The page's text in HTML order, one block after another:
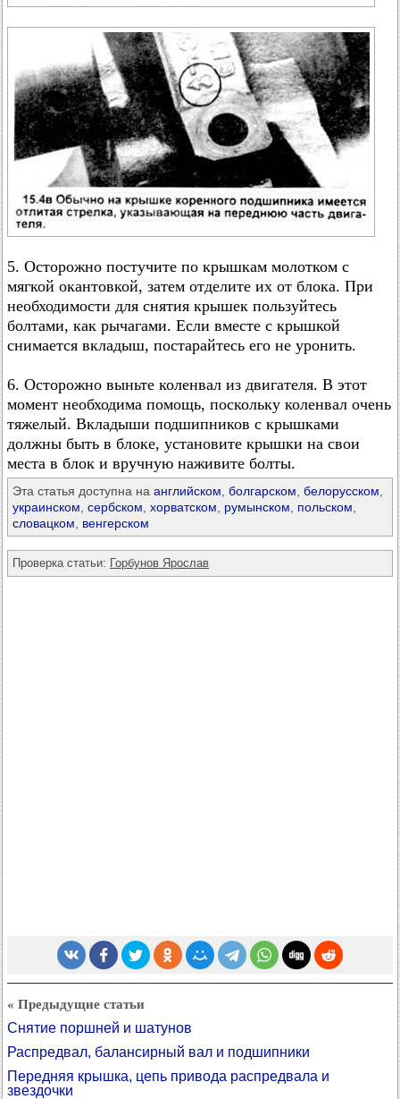
5. Осторожно постучите по крышкам молотком с
мягкой окантовкой, затем отделите их от блока. При
необходимости для снятия крышек пользуйтесь
болтами, как рычагами. Если вместе с крышкой
снимается вкладыш, постарайтесь его не уронить.
6. Осторожно выньте коленвал из двигателя. В этот
момент необходима помощь, поскольку коленвал очень
тяжелый. Вкладыши подшипников с крышками
должны быть в блоке, установите крышки на свои
места в блок и вручную наживите болты.
Эта статья доступна на английском болгарском белорусском
украинском сербском хорватском румынском польском
словацком
венгерском
Проверка статьи: Горбунов Ярослав
« Предыдущие статьи
Снятие поршней и шатунов
Распредвал, балансирный вал и подшипники
Передняя крышка, цепь привода распредвала и
звездочки